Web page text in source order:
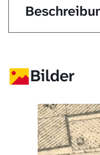
Bilder